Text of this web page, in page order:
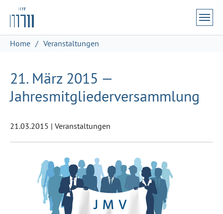
Zum Hauptinhalt springen
Skip to page footer
Sie sind hier:
Home Veranstaltungen
21. März 2015 —
Jahresmitgliederversammlung
21.03.2015 | Veranstaltungen